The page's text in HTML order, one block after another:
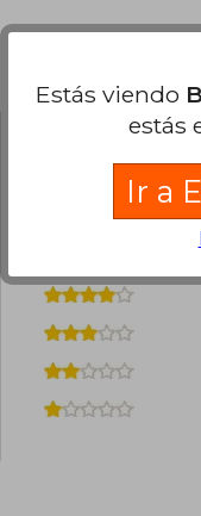
¿Leíste este
agregar tu
Estás viendo
estás
Ir a